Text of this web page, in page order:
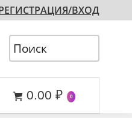
ВХОД
0.00 ₽ 0